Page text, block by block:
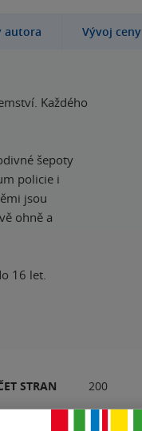
autora Vývoj ceny
Každého
šepoty
policie i
jsou
ohně a
16 let.
STRAN 200